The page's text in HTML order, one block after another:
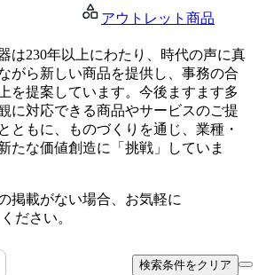
アウトレット商品
は230年以上にわたり、時代の声に真
がら新しい商品を提供し、事務の合
を提案しています。今後ますます多
に対応できる商品やサービスのご提
ともに、ものづくりを通じ、業種・
たな価値創造に「挑戦」していま
掲載がない場合、お気軽に
ください。
検索条件をクリア